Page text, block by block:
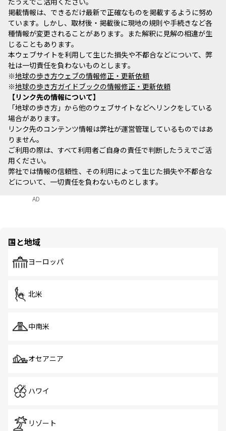
掲載情報は、できるだけ最新で正確なものを掲載するように努め
ています。しかし、取材後・掲載後に現地の規則や手続きなど各
種情報が変更されることがあります。また解釈に見解の相違が生
じることもあります。
本ウェブサイトを利用して生じた損失や不都合などについて、弊
社は一切責任を負わないものとします。
※地球の歩き方ウェブの情報修正・更新依頼
※地球の歩き方ガイドブックの情報修正・更新依頼
リンク先の情報について
「地球の歩き方」から他のウェブサイトなどへリンクをしている
場合があります。
リンク先のコンテンツ情報は弊社が運営管理しているものではあ
りません。
ご利用の際は、すべて利用者ご自身の責任で判断したうえでご活
用ください。
弊社では情報の信頼性、その利用によって生じた損失や不都合な
どについて、一切責任を負わないものとします。
AD
国と地域
ヨーロッパ
北米
中南米
オセアニア
ハワイ
リゾート